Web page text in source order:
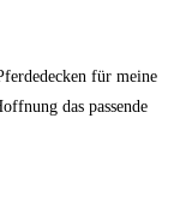
für meine
das passende